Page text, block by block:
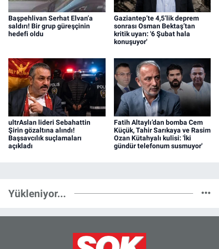
Başpehlivan Serhat Elvan’a
saldırı! Bir grup güreşçinin
hedefi oldu
Gaziantep’te 4,5’lik deprem
sonrası Osman Bektaş’tan
kritik uyarı: '6 Şubat hala
konuşuyor'
ultrAslan lideri Sebahattin
Şirin gözaltına alındı!
Başsavcılık suçlamaları
açıkladı
Fatih Altaylı’dan bomba Cem
Küçük, Tahir Sarıkaya ve Rasim
Ozan Kütahyalı kulisi: 'İki
gündür telefonum susmuyor'
Yükleniyor...